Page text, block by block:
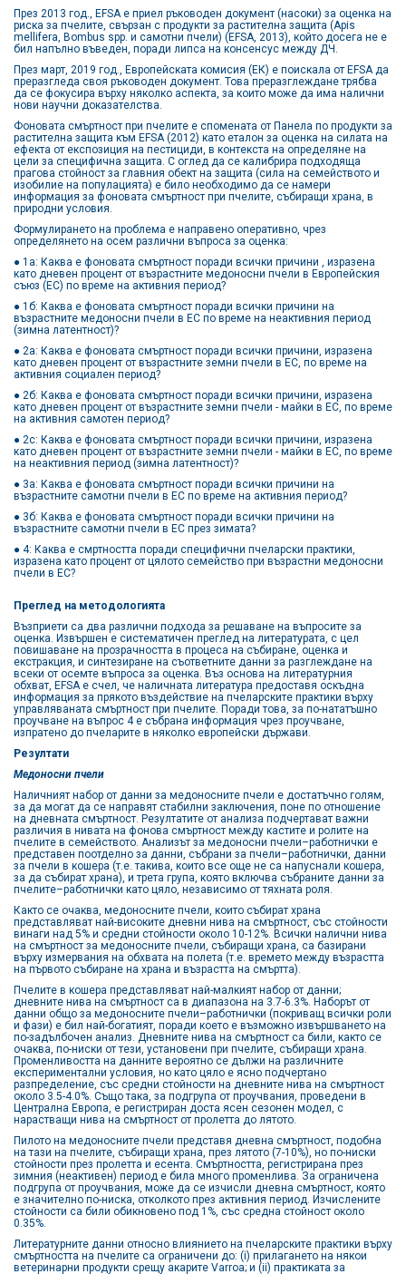
През 2013 год., EFSA е приел ръководен документ (насоки) за оценка на
риска за пчелите, свързан с продукти за растителна защита (Apis
mellifera, Bombus spp. и самотни пчели) (EFSA, 2013), който досега не е
бил напълно въведен, поради липса на консенсус между ДЧ.
През март, 2019 год., Европейската комисия (ЕК) е поискала от EFSA да
преразгледа своя ръководен документ. Това преразглеждане трябва
да се фокусира върху няколко аспекта, за които може да има налични
нови научни доказателства.
Фоновата смъртност при пчелите е спомената от Панела по продукти за
растителна защита към EFSA (2012) като еталон за оценка на силата на
ефекта от експозиция на пестициди, в контекста на определяне на
цели за специфична защита. С оглед да се калибрира подходяща
прагова стойност за главния обект на защита (сила на семейството и
изобилие на популацията) е било необходимо да се намери
информация за фоновата смъртност при пчелите, събиращи храна, в
природни условия.
Формулирането на проблема е направено оперативно, чрез
определянето на осем различни въпроса за оценка:
● 1а: Каква е фоновата смъртност поради всички причини , изразена
като дневен процент от възрастните медоносни пчели в Европейския
съюз (ЕС) по време на активния период?
● 1б: Каква е фоновата смъртност поради всички причини на
възрастните медоносни пчели в ЕС по време на неактивния период
(зимна латентност)?
● 2а: Каква е фоновата смъртност поради всички причини, изразена
като дневен процент от възрастните земни пчели в ЕС, по време на
активния социален период?
● 2б: Каква е фоновата смъртност поради всички причини, изразена
като дневен процент от възрастните земни пчели - майки в ЕС, по време
на активния самотен период?
● 2с: Каква е фоновата смъртност поради всички причини, изразена
като дневен процент от възрастните земни пчели - майки в ЕС, по време
на неактивния период (зимна латентност)?
● 3а: Каква е фоновата смъртност поради всички причини на
възрастните самотни пчели в ЕС по време на активния период?
● 3б: Каква е фоновата смъртност поради всички причини на
възрастните самотни пчели в ЕС през зимата?
● 4: Каква е смртността поради специфични пчеларски практики,
изразена като процент от цялото семейство при възрастни медоносни
пчели в ЕС?
Преглед на методологията
Възприети са два различни подхода за решаване на въпросите за
оценка. Извършен е систематичен преглед на литературата, с цел
повишаване на прозрачността в процеса на събиране, оценка и
екстракция, и синтезиране на съответните данни за разглеждане на
всеки от осемте въпроса за оценка. Въз основа на литературния
обхват, EFSA е счел, че наличната литература предоставя оскъдна
информация за прякото въздействие на пчеларските практики върху
управляваната смъртност при пчелите. Поради това, за по-нататъшно
проучване на въпрос 4 е събрана информация чрез проучване,
изпратено до пчеларите в няколко европейски държави.
Резултати
Медоносни пчели
Наличният набор от данни за медоносните пчели е достатъчно голям,
за да могат да се направят стабилни заключения, поне по отношение
на дневната смъртност. Резултатите от анализа подчертават важни
различия в нивата на фонова смъртност между кастите и ролите на
пчелите в семейството. Анализът за медоносни пчели–работнички е
представен поотделно за данни, събрани за пчели–работнички, данни
за пчели в кошера (т.е. такива, които все още не са напуснали кошера,
за да събират храна), и трета група, която включва събраните данни за
пчелите–работнички като цяло, независимо от тяхната роля.
Както се очаква, медоносните пчели, които събират храна
представляват най-високите дневни нива на смъртност, със стойности
винаги над 5% и средни стойности около 10-12%. Всички налични нива
на смъртност за медоносните пчели, събиращи храна, са базирани
върху измервания на обхвата на полета (т.е. времето между възрастта
на първото събиране на храна и възрастта на смъртта).
Пчелите в кошера представляват най-малкият набор от данни;
дневните нива на смъртност са в диапазона на 3.7-6.3%. Наборът от
данни общо за медоносните пчели–работнички (покриващ всички роли
и фази) е бил най-богатият, поради което е възможно извършването на
по-задълбочен анализ. Дневните нива на смъртност са били, както се
очаква, по-ниски от тези, установени при пчелите, събиращи храна.
Променливостта на данните вероятно се дължи на различните
експериментални условия, но като цяло е ясно подчертано
разпределение, със средни стойности на дневните нива на смъртност
около 3.5-4.0%. Също така, за подгрупа от проучвания, проведени в
Централна Европа, е регистриран доста ясен сезонен модел, с
нарастващи нива на смъртност от пролетта до лятото.
Пилото на медоносните пчели представя дневна смъртност, подобна
на тази на пчелите, събиращи храна, през лятото (7-10%), но по-ниски
стойности през пролетта и есента. Смъртността, регистрирана през
зимния (неактивен) период е била много променлива. За ограничена
подгрупа от проучвания, може да се изчисли дневна смъртност, която
е значително по-ниска, отколкото през активния период. Изчислените
стойности са били обикновено под 1%, със средна стойност около
0.35%.
Литературните данни относно влиянието на пчеларските практики върху
смъртността на пчелите са ограничени до: (i) прилагането на някои
ветеринарни продукти срещу акарите Varroa; и (ii) практиката за